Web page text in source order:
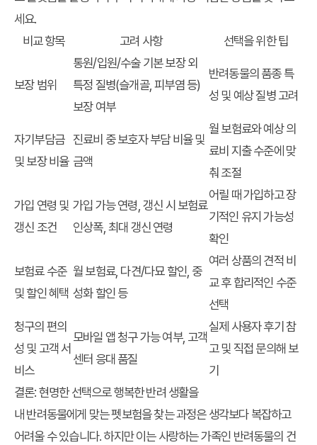
세요.
비교 항목
고려 사항 선택을 위한 팁
보장 범위
통원/입원/수술 기본 보장 외
특정 질병(슬개골, 피부염 등)
보장 여부
반려동물의 품종 특
성 및 예상 질병 고려
자기부담금
및 보장 비율
진료비 중 보호자 부담 비율 및
금액
월 보험료와 예상 의
료비 지출 수준에 맞
춰 조절
가입 연령 및
갱신 조건
가입 가능 연령, 갱신 시 보험료
인상폭, 최대 갱신 연령
어릴 때 가입하고 장
기적인 유지 가능성
확인
보험료 수준
및 할인 혜택
월 보험료, 다견/다묘 할인, 중
성화 할인 등
여러 상품의 견적 비
교 후 합리적인 수준
선택
청구의 편의
성 및 고객 서
비스
모바일 앱 청구 가능 여부, 고객
센터 응대 품질
실제 사용자 후기 참
고 및 직접 문의해 보
기
결론: 현명한 선택으로 행복한 반려 생활을
내 반려동물에게 맞는 펫보험을 찾는 과정은 생각보다 복잡하고
어려울 수 있습니다. 하지만 이는 사랑하는 가족인 반려동물의 건